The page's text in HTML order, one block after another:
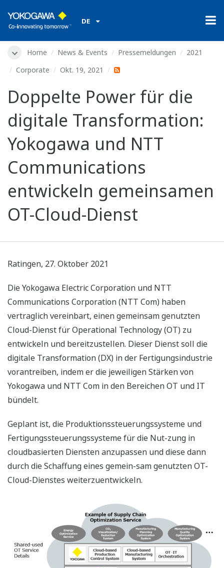
DE
Home News & Events Pressemeldungen
2021
Corporate
Okt. 19, 2021
Doppelte Power für die
digitale Transformation:
Yokogawa und NTT
Communications
entwickeln gemeinsamen
OT-Cloud-Dienst
Ratingen, 27. Oktober 2021
Die Yokogawa Electric Corporation und NTT
Communications Corporation (NTT Com) haben
vertraglich vereinbart, einen gemeinsam genutzten
Cloud-Dienst für Operational Technology (OT) zu
entwickeln und bereitzustellen. Dieser Dienst soll die
digitale Transformation (DX) in der Fertigungsindustrie
vorantreiben, indem er die jeweiligen Stärken von
Yokogawa und NTT Com in den Bereichen OT und IT
bündelt.
Geplant ist, die Produktionssteuerungssysteme und
Fertigungssteuerungssysteme für die Nut-zung in
cloudbasierten Diensten anzupassen und diese dann
durch die Schaffung eines gemein-sam genutzten OT-
Cloud-Dienstes weiterzuentwickeln.